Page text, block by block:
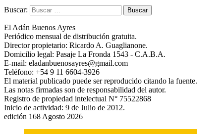
Buscar:
El Adán Buenos Ayres
Periódico mensual de distribución gratuita.
Director propietario: Ricardo A. Guaglianone.
Domicilio legal: Pasaje La Fronda 1543 - C.A.B.A.
E-mail: eladanbuenosayres@gmail.com
Teléfono: +54 9 11 6604-3926
El material publicado puede ser reproducido citando la fuente.
Las notas firmadas son de responsabilidad del autor.
Registro de propiedad intelectual N° 75522868
Inicio de actividad: 9 de Julio de 2012.
edición 168 Agosto 2026